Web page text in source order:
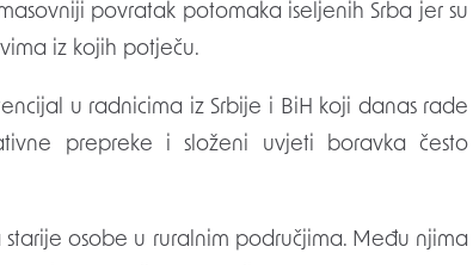
povratak potomaka iseljenih Srba jer su
iz kojih potječu.
u radnicima iz Srbije i BiH koji danas rade
prepreke i složeni uvjeti boravka često
osobe u ruralnim područjima. Među njima